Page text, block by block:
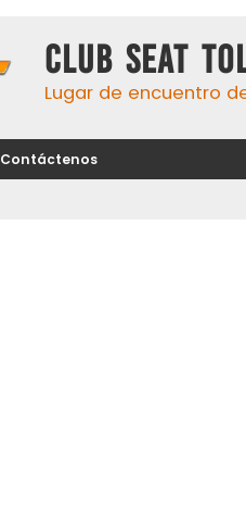
Club Seat
Lugar de encuentro
Contáctenos